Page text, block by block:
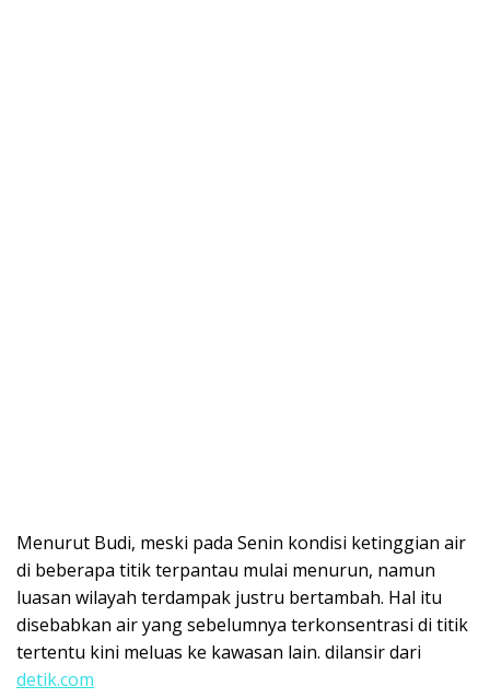
Menurut Budi, meski pada Senin kondisi ketinggian air
di beberapa titik terpantau mulai menurun, namun
luasan wilayah terdampak justru bertambah. Hal itu
disebabkan air yang sebelumnya terkonsentrasi di titik
tertentu kini meluas ke kawasan lain. dilansir dari
detik.com